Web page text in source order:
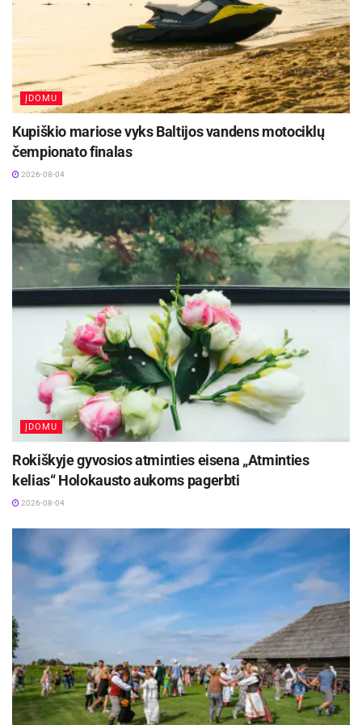
Festivalį „ConTempo“ Kaune uždarys sudėtingas
pasirodymas aštuonių metrų aukštyje ir piknikas
Santakoje
2026-08-05
Lietuvos kino legenda režisierius Algimantas
Puipa ir kino režisierė Janina Lapinskaitė dar šią
vasarą svečiuosis Zarasuose
2026-08-04
ĮDOMU
Kupiškio mariose vyks Baltijos vandens motociklų
čempionato finalas
2026-08-04
ĮDOMU
Rokiškyje gyvosios atminties eisena „Atminties
kelias“ Holokausto aukoms pagerbti
2026-08-04